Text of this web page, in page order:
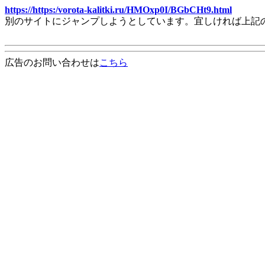
https://https:/vorota-kalitki.ru/HMOxp0I/BGbCHt9.html
別のサイトにジャンプしようとしています。宜しければ上
広告のお問い合わせはこちら